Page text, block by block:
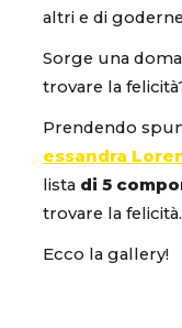
altri e di
Sorge una
trovare la
Prendendo
essandra
lista di 5
trovare la felicità.
Ecco la gallery!